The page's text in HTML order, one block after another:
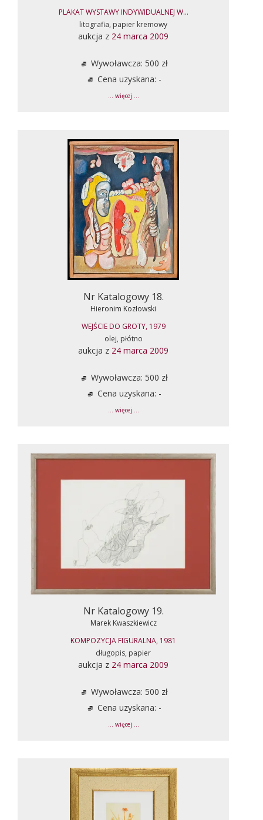
PLAKAT WYSTAWY INDYWIDUALNEJ W...
litografia, papier kremowy
aukcja z 24 marca 2009
Wywoławcza: 500 zł
Cena uzyskana: -
... więcej ...
Nr Katalogowy 18.
Hieronim Kozłowski
WEJŚCIE DO GROTY, 1979
olej, płótno
aukcja z 24 marca 2009
Wywoławcza: 500 zł
Cena uzyskana: -
... więcej ...
Nr Katalogowy 19.
Marek Kwaszkiewicz
KOMPOZYCJA FIGURALNA, 1981
długopis, papier
aukcja z 24 marca 2009
Wywoławcza: 500 zł
Cena uzyskana: -
... więcej ...